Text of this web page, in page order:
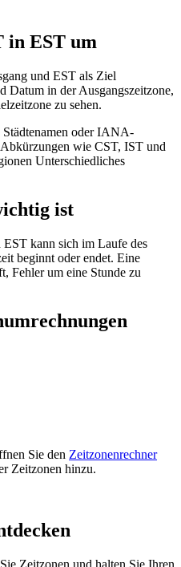
in EST um
und EST als Ziel
Datum in der Ausgangszeitzone,
zu sehen.
Städtenamen oder IANA-
wie CST, IST und
Unterschiedliches
ist
kann sich im Laufe des
beginnt oder endet. Eine
Fehler um eine Stunde zu
Sie den Zeitzonenrechner
Zeitzonen hinzu.
Zeitzonen und halten Sie Ihren